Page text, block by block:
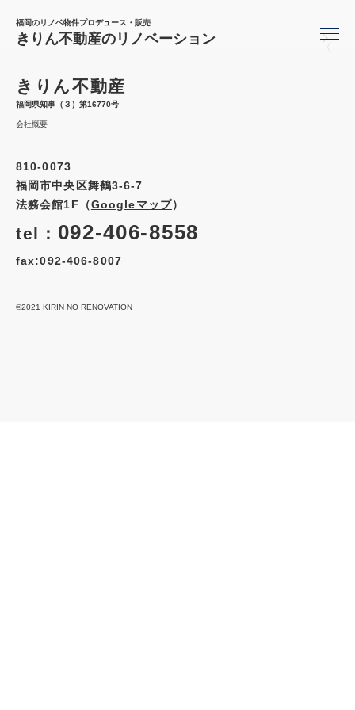
福岡のリノベ物件プロデュース・販売
きりん不動産のリノベーション
きりん不動産
福岡県知事（３）第16770号
会社概要
810-0073
福岡市中央区舞鶴3-6-7
法務会館1F（Googleマップ）
tel： 092-406-8558
fax:092-406-8007
©2021 KIRIN NO RENOVATION